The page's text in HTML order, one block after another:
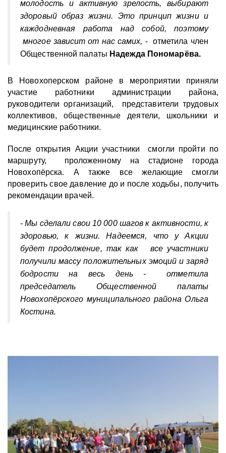
молодость и активную зрелость, выбирают
здоровый образ жизни. Это принцип жизни и
каждодневная работа над собой, поэтому
многое зависит от нас самих, - отметила член
Общественной палаты Надежда Пономарёва.
В Новохоперском районе в мероприятии приняли
участие работники администрации района,
руководители организаций, представители трудовых
коллективов, общественные деятели, школьники и
медицинские работники.
После открытия Акции участники смогли пройти по
маршруту, проложенному на стадионе города
Новохопёрска. А также все желающие смогли
проверить свое давление до и после ходьбы, получить
рекомендации врачей.
- Мы сделали свои 10 000 шагов к активности, к
здоровью, к жизни. Надеемся, что у Акции
будет продолжение, так как все участники
получили массу положительных эмоций и заряд
бодрости на весь день - отметила
председатель Общественной палаты
Новохопёрского муниципального района Ольга
Костина.